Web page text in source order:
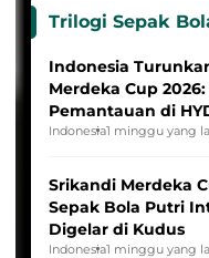
Trilogi Sepak
Indonesia
Merdeka Cup
Pemantauan di
League
Indonesia1 minggu yang
Srikandi Merdeka
Sepak Bola Putri
Digelar di Kudus
Indonesia1 minggu yang